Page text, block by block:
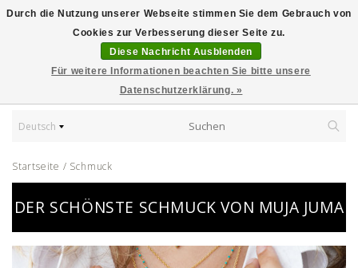
Deutsch
Startseite / Schmuck
DER SCHÖNSTE SCHMUCK VON MUJA JUMA
Durch die Nutzung unserer Webseite stimmen Sie dem Gebrauch von
Cookies zur Verbesserung dieser Seite zu.
Diese Nachricht Ausblenden
Für weitere Informationen beachten Sie bitte unsere
Datenschutzerklärung. »